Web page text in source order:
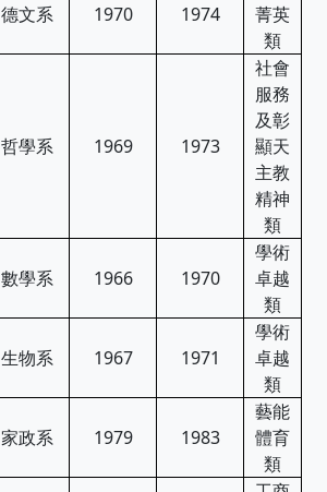
德文系 1970 1974
菁英
類
哲學系 1969 1973
社會
服務
及彰
顯天
主教
精神
類
數學系 1966 1970
學術
卓越
類
生物系 1967 1971
學術
卓越
類
家政系 1979 1983
藝能
體育
類